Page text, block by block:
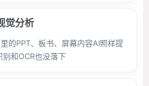
觉分析
的PPT、板书、屏幕内容AI照样提
别和OCR也没落下